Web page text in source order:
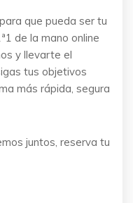
que pueda ser tu
de la mano online
y llevarte el
tus objetivos
más rápida, segura
juntos, reserva tu